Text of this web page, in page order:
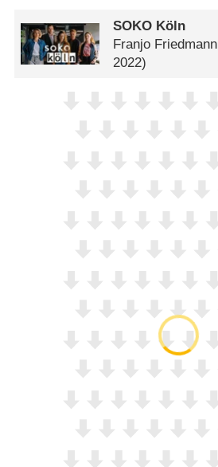
SOKO Köln
Franjo Friedmann
2022)